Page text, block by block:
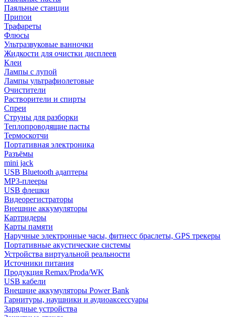
Паяльные станции
Припои
Трафареты
Флюсы
Ультразвуковые ванночки
Жидкости для очистки дисплеев
Клеи
Лампы с лупой
Лампы ультрафиолетовые
Очистители
Растворители и спирты
Спреи
Струны для разборки
Теплопроводящие пасты
Термоскотчи
Портативная электроника
Разъёмы
mini jack
USB Bluetooth адаптеры
MP3-плееры
USB флешки
Видеорегистраторы
Внешние аккумуляторы
Картридеры
Карты памяти
Наручные электронные часы, фитнесс браслеты, GPS трекеры
Портативные акустические системы
Устройства виртуальной реальности
Источники питания
Продукция Remax/Proda/WK
USB кабели
Внешние аккумуляторы Power Bank
Гарнитуры, наушники и аудиоаксессуары
Зарядные устройства